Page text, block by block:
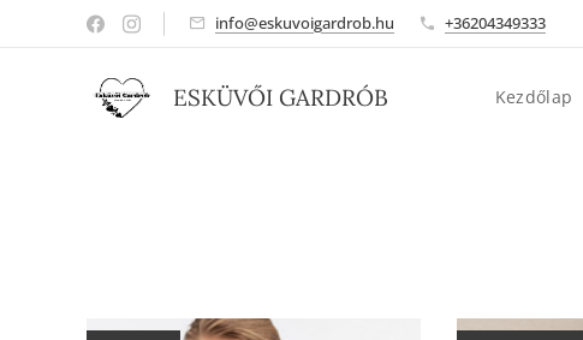
info@eskuvoigardrob.hu +36204349333
ESKÜVŐI GARDRÓB Kezdőlap